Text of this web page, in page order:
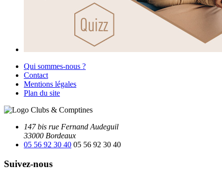
Qui sommes-nous ?
Contact
Mentions légales
Plan du site
147 bis rue Fernand Audeguil
33000 Bordeaux
05 56 92 30 40 05 56 92 30 40
Suivez-nous